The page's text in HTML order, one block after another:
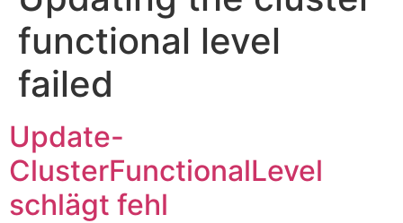
functional level
failed
Update-
ClusterFunctionalLevel
schlägt fehl